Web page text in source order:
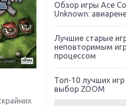
Обзор игры Ace
Unknown:
Лучшие старые
неповторимым
процессом
Топ-10 лучших
выбор ZOOM